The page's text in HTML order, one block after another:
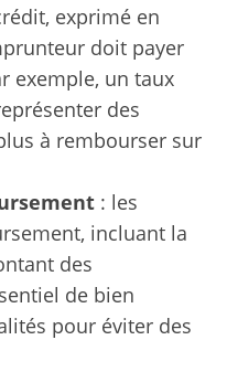
exprimé en
doit payer
exemple, un taux
des
à rembourser sur
: les
incluant la
des
de bien
pour éviter des